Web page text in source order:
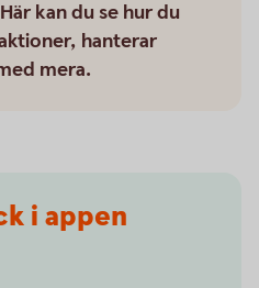
kan du se hur du
hanterar
mera.
i appen